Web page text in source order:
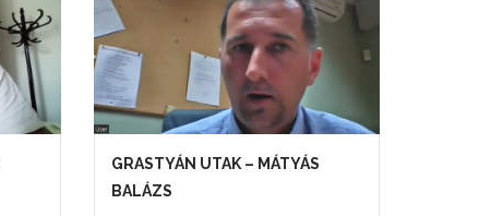
GRASTYÁN UTAK – MÁTYÁS
BALÁZS